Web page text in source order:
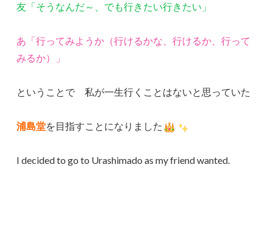
友「そうなんだ～、でも行きたい行きたい」
あ「行ってみようか（行けるかな、行けるか、行って
みるか）」
ということで 私が一生行くことはないと思っていた
浦島堂を目指すことになりました
I decided to go to Urashimado as my friend wanted.